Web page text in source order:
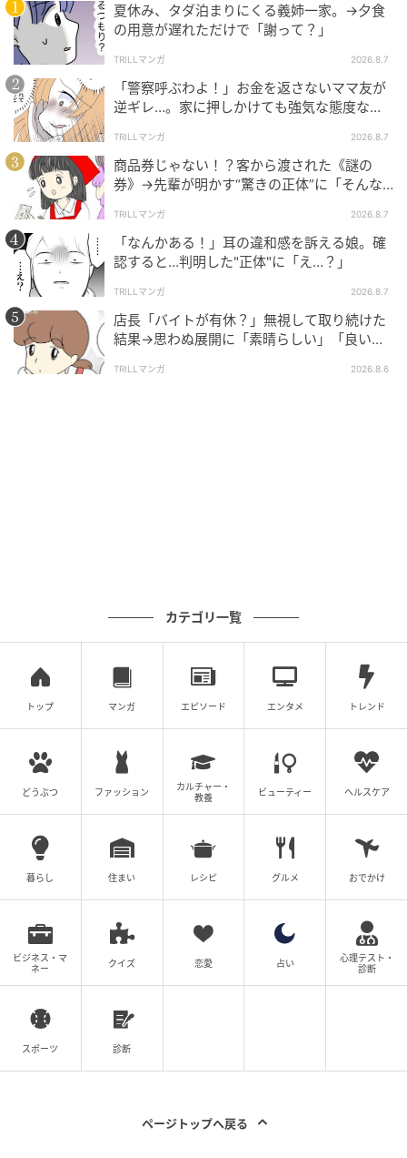
夏休み、タダ泊まりにくる義姉一家。→夕食
の用意が遅れただけで「謝って？」
TRILLマンガ 2026.8.7
「警察呼ぶわよ！」お金を返さないママ友が
逆ギレ…。家に押しかけても強気な態度なワ
TRILLマンガ 2026.8.7
商品券じゃない！？客から渡された《謎の
券》→先輩が明かす“驚きの正体”に「そんな
TRILLマンガ 2026.8.7
「なんかある！」耳の違和感を訴える娘。確
認すると…判明した"正体"に「え…？」
TRILLマンガ 2026.8.7
店長「バイトが有休？」無視して取り続けた
結果→思わぬ展開に「素晴らしい」「良いこ
TRILLマンガ 2026.8.6
カテゴリ一覧
トップ マンガ エピソード エンタメ トレンド
どうぶつ ファッション
カルチャー・
教養
ビューティー ヘルスケア
暮らし 住まい レシピ グルメ おでかけ
ビジネス・マ
ネー
クイズ 恋愛 占い
心理テスト・
診断
スポーツ 診断
ページトップへ戻る